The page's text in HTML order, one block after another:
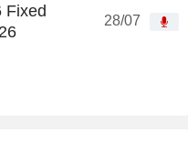
Fixed
28/07